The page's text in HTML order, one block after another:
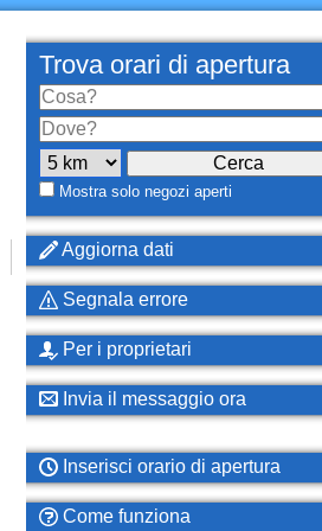
Trova orari di apertura
Mostra solo negozi aperti
Aggiorna dati
Segnala errore
Per i proprietari
Invia il messaggio ora
Inserisci orario di apertura
Come funziona